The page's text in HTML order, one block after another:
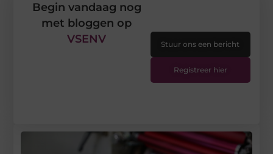
Begin vandaag nog
met bloggen op
VSENV
Stuur ons een bericht
Registreer hier